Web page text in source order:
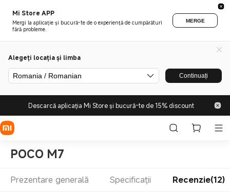
Mi Store APP
Mergi la aplicație și bucură-te de o experiență de cumpărături
fără probleme.
MERGE
Alegeți locația și limba
Romania / Romanian Continuați
Descarcă aplicația Mi Store și bucură-te de 15% discount
POCO M7
Prezentare generală Specificații Recenzie(12)